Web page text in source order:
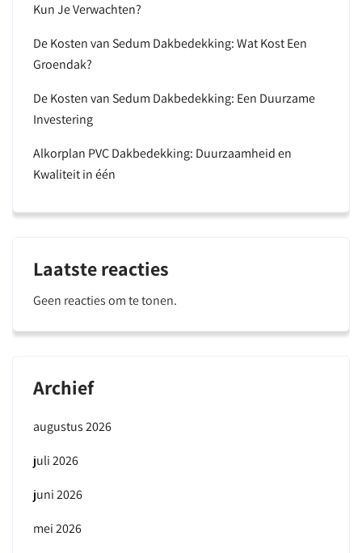
Kun Je Verwachten?
De Kosten van Sedum Dakbedekking: Wat Kost Een
Groendak?
De Kosten van Sedum Dakbedekking: Een Duurzame
Investering
Alkorplan PVC Dakbedekking: Duurzaamheid en
Kwaliteit in één
Laatste reacties
Geen reacties om te tonen.
Archief
augustus 2026
juli 2026
juni 2026
mei 2026